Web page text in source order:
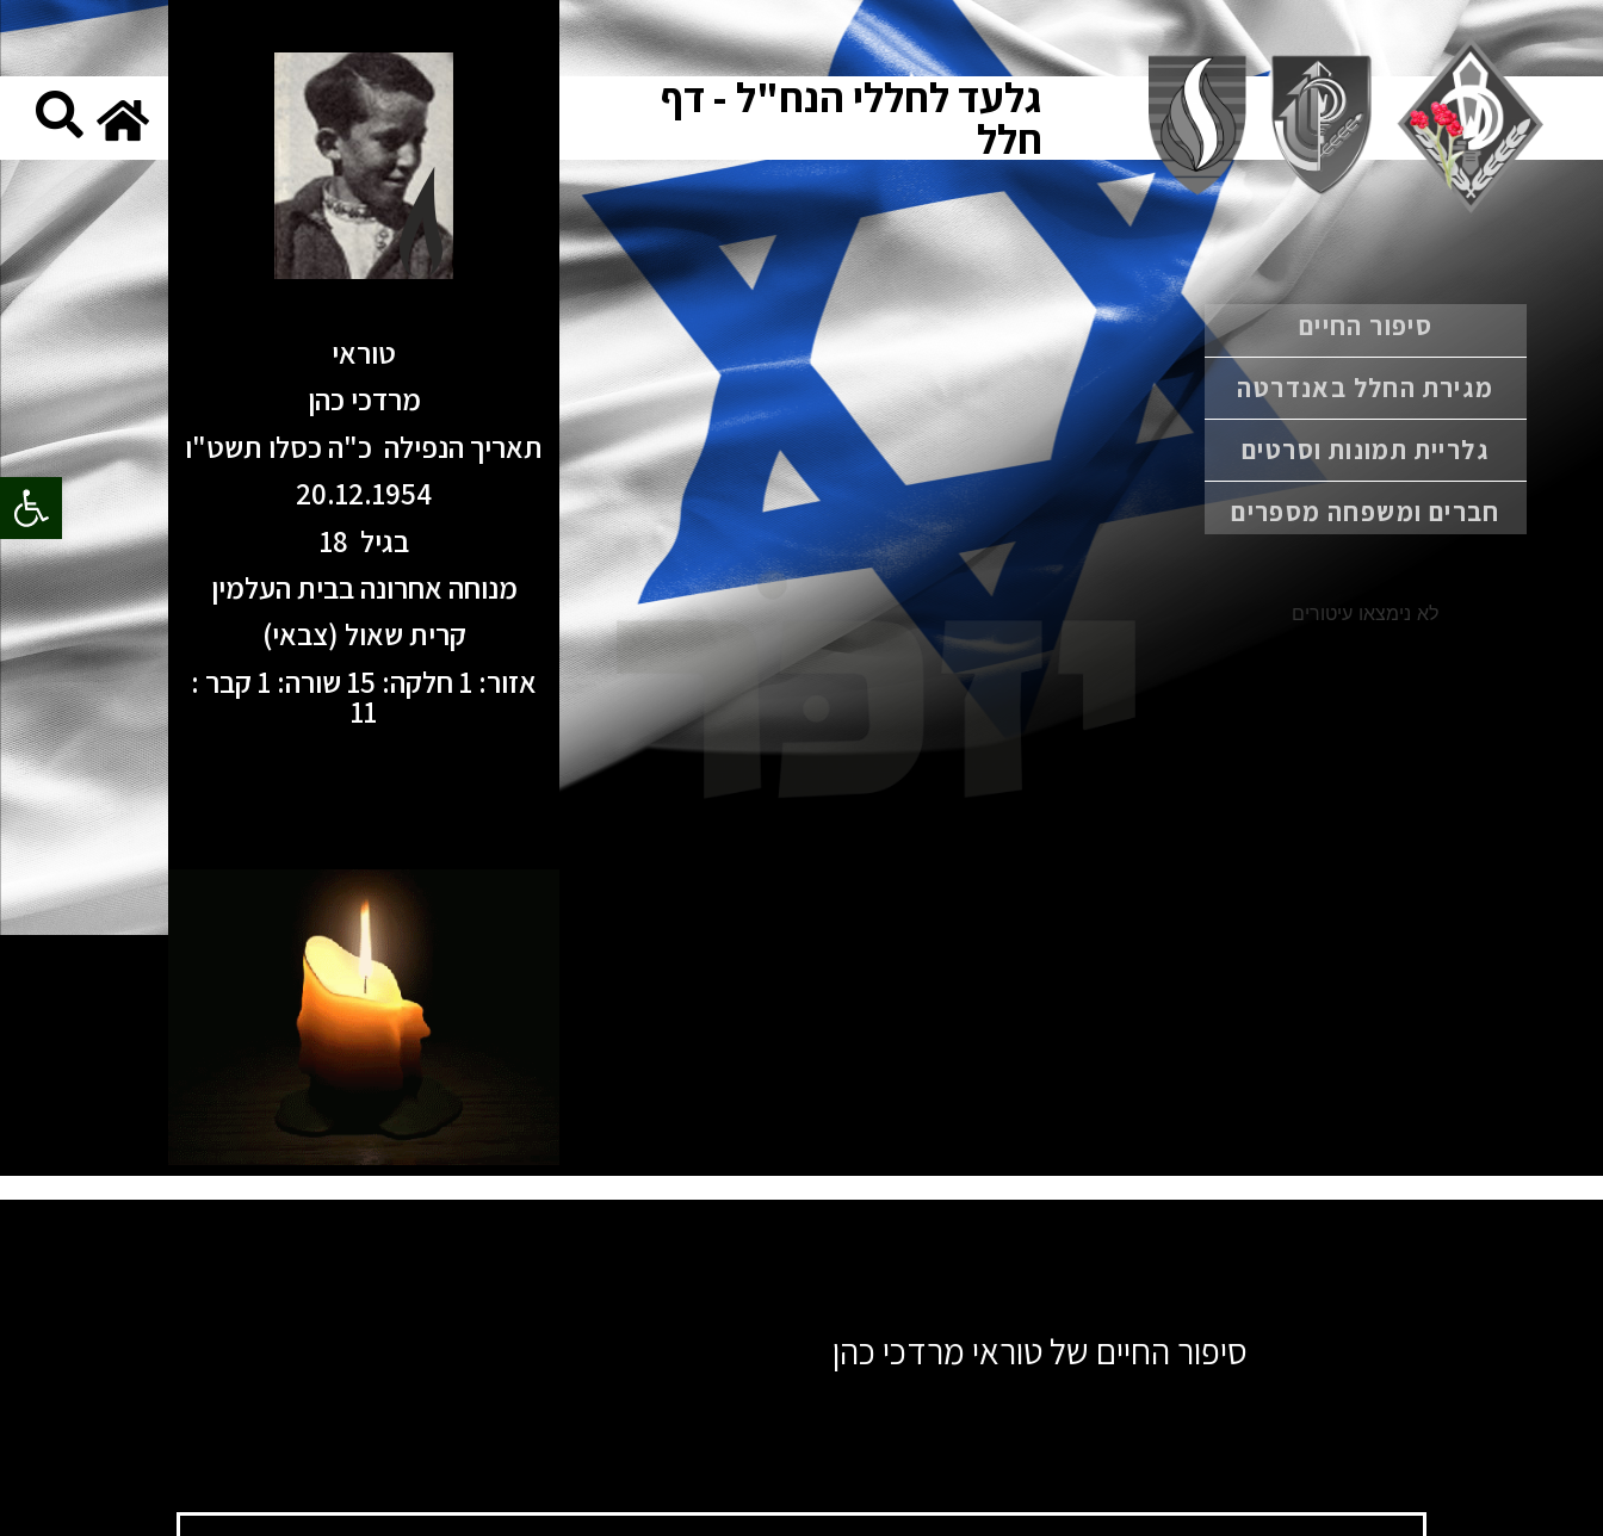
פתח
גלעד לחללי הנח"ל - דף
חלל
סיפור החיים
מגירת החלל באנדרטה
גלריית תמונות וסרטים
חברים ומשפחה מספרים
לא נימצאו עיטורים
טוראי
מרדכי כהן
תאריך הנפילה כ"ה כסלו תשט"ו
20.12.1954
בגיל 18
מנוחה אחרונה בבית העלמין
קרית שאול (צבאי)
אזור: 1 חלקה: 15 שורה: 1 קבר :
11
סיפור החיים של טוראי מרדכי כהן